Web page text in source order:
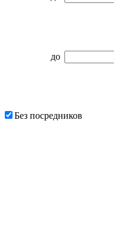
до
Без посредников